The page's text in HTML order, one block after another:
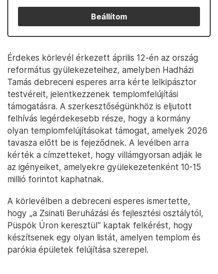
Beállítom
Érdekes körlevél érkezett április 12-én az ország
református gyülekezeteihez, amelyben Hadházi
Tamás debreceni esperes arra kérte lelkipásztor
testvéreit, jelentkezzenek templomfelújítási
támogatásra. A szerkesztőségünkhöz is eljutott
felhívás legérdekesebb része, hogy a kormány
olyan templomfelújításokat támogat, amelyek 2026
tavasza előtt be is fejeződnek. A levélben arra
kérték a címzetteket, hogy villámgyorsan adják le
az igényeiket, amelyekre gyülekezetenként 10-15
millió forintot kaphatnak.
A körlevélben a debreceni esperes ismertette,
hogy „a Zsinati Beruházási és fejlesztési osztálytól,
Püspök Úron keresztül” kaptak felkérést, hogy
készítsenek egy olyan listát, amelyen templom és
parókia épületek felújítása szerepel.